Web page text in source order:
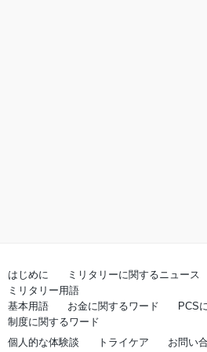
はじめに
ミリタリーに関するニュース
ミリタリー用語
基本用語
お金に関するワード
PCS
制度に関するワード
個人的な体験談
トライケア お問い